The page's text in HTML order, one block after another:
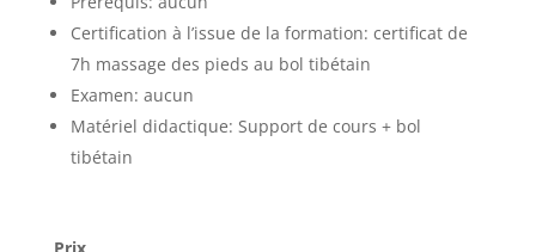
Certification à l’issue de la formation: certificat de
7h massage des pieds au bol tibétain
Examen: aucun
Matériel didactique: Support de cours + bol
tibétain